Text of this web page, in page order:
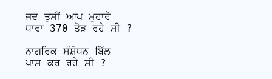
ਜਦ ਤੁਸੀਂ ਆਪ ਮੁਹਾਰੇ
ਧਾਰਾ 370 ਤੋੜ ਰਹੇ ਸੀ ?
ਨਾਗਰਿਕ ਸੰਸ਼ੋਧਨ ਬਿੱਲ
ਪਾਸ ਕਰ ਰਹੇ ਸੀ ?